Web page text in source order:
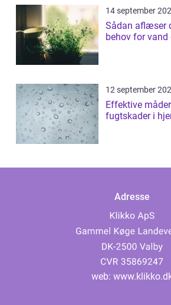
14 september
Sådan aflæser
behov for vand
12 september
Effektive
fugtskader i
Adresse
web: